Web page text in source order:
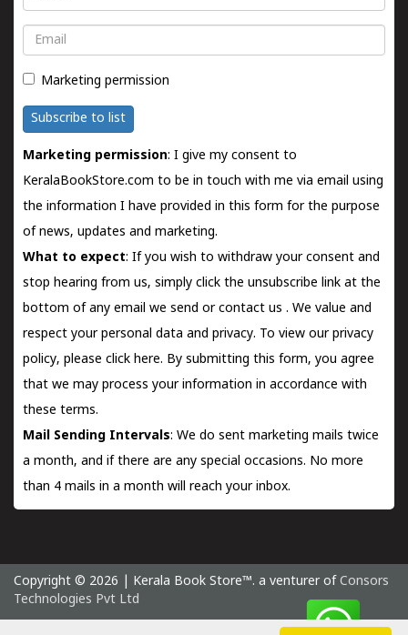
Email
Marketing permission
Subscribe to list
Marketing permission: I give my consent to
KeralaBookStore.com to be in touch with me via email using
the information I have provided in this form for the purpose
of news, updates and marketing.
What to expect: If you wish to withdraw your consent and
stop hearing from us, simply click the unsubscribe link at the
bottom of any email we send orcontact us . We value and
respect your personal data and privacy. To view our privacy
policy, please click here. By submitting this form, you agree
that we may process your information in accordance with
these terms.
Mail Sending Intervals: We do sent marketing mails twice
a month, and if there are any special occasions. No more
than 4 mails in a month will reach your inbox.
Copyright © 2026 | Kerala Book Store™. a venturer of Consors
Technologies Pvt Ltd